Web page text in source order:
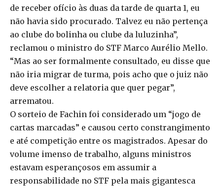
de receber ofício às duas da tarde de quarta 1, eu
não havia sido procurado. Talvez eu não pertença
ao clube do bolinha ou clube da luluzinha”,
reclamou o ministro do STF Marco Aurélio Mello.
“Mas ao ser formalmente consultado, eu disse que
não iria migrar de turma, pois acho que o juiz não
deve escolher a relatoria que quer pegar”,
arrematou.
O sorteio de Fachin foi considerado um “jogo de
cartas marcadas” e causou certo constrangimento
e até competição entre os magistrados. Apesar do
volume imenso de trabalho, alguns ministros
estavam esperançosos em assumir a
responsabilidade no STF pela mais gigantesca